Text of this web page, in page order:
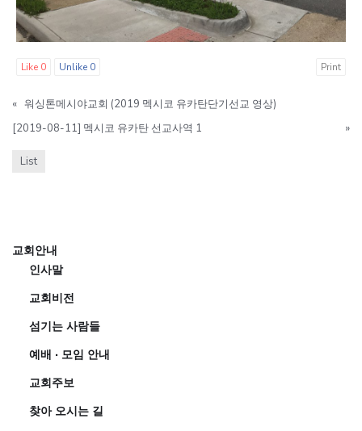
Like 0 Unlike 0 Print
« 워싱톤메시야교회 (2019 멕시코 유카탄단기선교 영상)
[2019-08-11] 멕시코 유카탄 선교사역 1
»
List
교회안내
인사말
교회비전
섬기는 사람들
예배 · 모임 안내
교회주보
찾아 오시는 길